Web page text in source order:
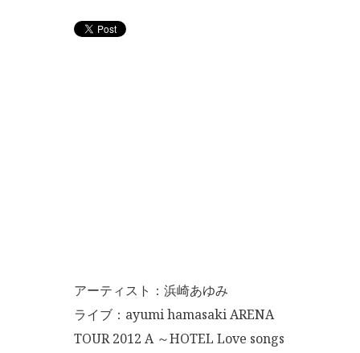
アーティスト：浜崎あゆみ
ライブ：ayumi hamasaki ARENA
TOUR 2012 A ～HOTEL Love songs